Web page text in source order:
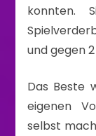
konnten.
und gegen
Das Beste
eigenen
selbst